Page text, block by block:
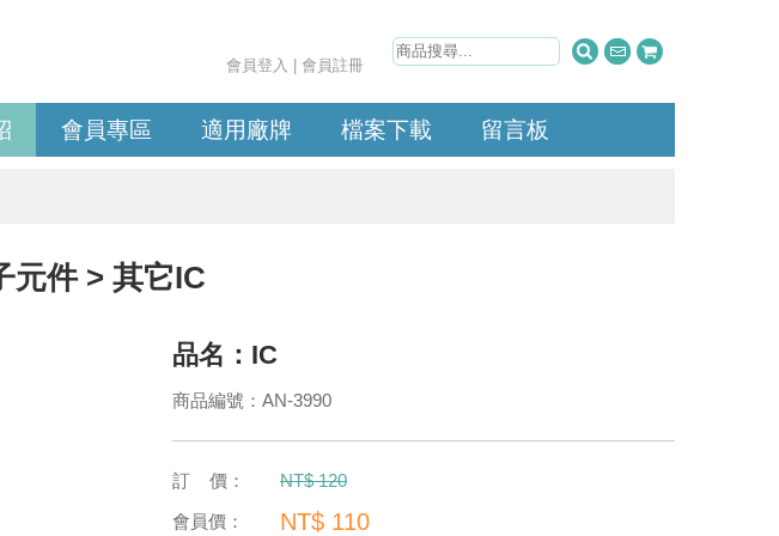
會員登入 |會員註冊
會員專區 適用廠牌 檔案下載 留言板
元件 > 其它IC
品名：IC
商品編號：AN-3990
訂 價：
NT$ 120
會員價：
NT$ 110